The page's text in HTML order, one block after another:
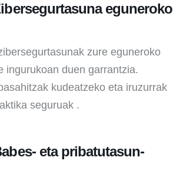
eguneroko
zure eguneroko
ingurukoan duen garrantzia.
kudeatzeko eta iruzurrak
seguruak .
eta pribatutasun-